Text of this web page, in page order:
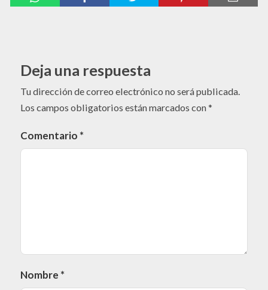
Deja una respuesta
Tu dirección de correo electrónico no será publicada.
Los campos obligatorios están marcados con*
Comentario *
Nombre *